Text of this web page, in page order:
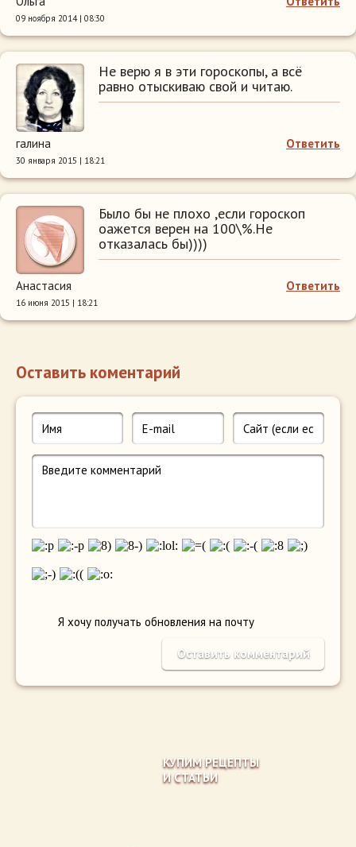
09 ноября 2014 | 08:30
Не верю я в эти гороскопы, а всё
равно отыскиваю свой и читаю.
Ответить
галина
30 января 2015 | 18:21
Было бы не плохо ,если гороскоп
оажется верен на 100\%.Не
отказалась бы))))
Ответить
Анастасия
16 июня 2015 | 18:21
Оставить коментарий
Я хочу получать обновления на почту
КУПИМ РЕЦЕПТЫ
И СТАТЬИ